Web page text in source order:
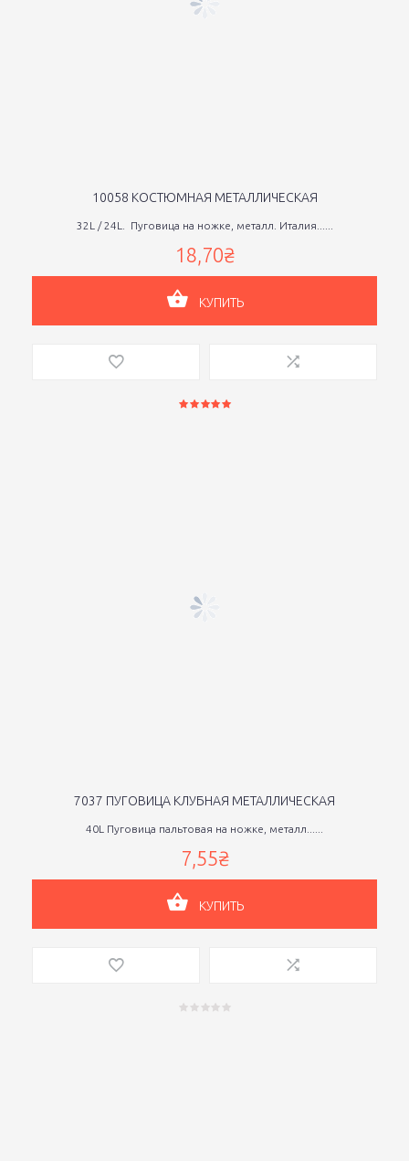
10058 КОСТЮМНАЯ МЕТАЛЛИЧЕСКАЯ
32L / 24L. Пуговица на ножке, металл. Италия......
18,70₴
КУПИТЬ
7037 ПУГОВИЦА КЛУБНАЯ МЕТАЛЛИЧЕСКАЯ
40L Пуговица пальтовая на ножке, металл......
7,55₴
КУПИТЬ